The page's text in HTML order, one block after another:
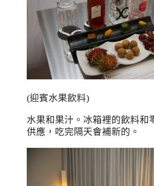
(迎賓水果飲料)
水果和果汁。冰箱裡的飲料和
供應，吃完隔天會補新的。